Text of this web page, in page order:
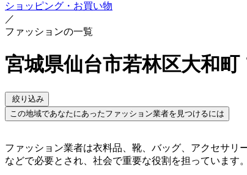
ショッピング・お買い物
／
ファッションの一覧
宮城県仙台市若林区大和
絞り込み
この地域であなたにあったファッション業者を見つけるには
ファッション業者は衣料品、靴、バッグ、アクセサ
などで必要とされ、社会で重要な役割を担っています。